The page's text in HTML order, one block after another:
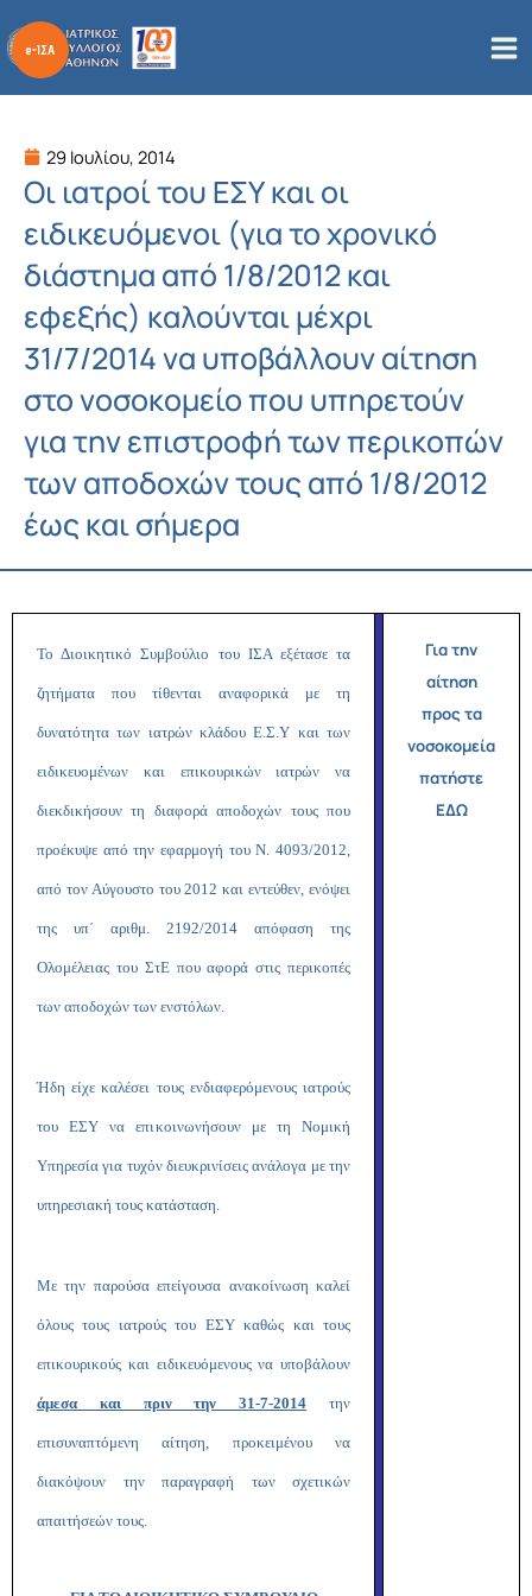
στο
περιεχόμενο
29 Ιουλίου, 2014
Οι ιατροί του ΕΣΥ και οι
ειδικευόμενοι (για το χρονικό
διάστημα από 1/8/2012 και
εφεξής) καλούνται μέχρι
31/7/2014 να υποβάλλουν αίτηση
στο νοσοκομείο που υπηρετούν
για την επιστροφή των περικοπών
των αποδοχών τους από 1/8/2012
έως και σήμερα
Το Διοικητικό Συμβούλιο του ΙΣΑ εξέτασε τα
ζητήματα που τίθενται αναφορικά με τη
δυνατότητα των ιατρών κλάδου Ε.Σ.Υ και των
ειδικευομένων και επικουρικών ιατρών να
διεκδικήσουν τη διαφορά αποδοχών τους που
προέκυψε από την εφαρμογή του Ν. 4093/2012,
από τον Αύγουστο του 2012 και εντεύθεν, ενόψει
της υπ΄ αριθμ. 2192/2014 απόφαση της
Ολομέλειας του ΣτΕ που αφορά στις περικοπές
των αποδοχών των ενστόλων.
Ήδη είχε καλέσει τους ενδιαφερόμενους ιατρούς
του ΕΣΥ να επικοινωνήσουν με τη Νομική
Υπηρεσία για τυχόν διευκρινίσεις ανάλογα με την
υπηρεσιακή τους κατάσταση.
Με την παρούσα επείγουσα ανακοίνωση καλεί
όλους τους ιατρούς του ΕΣΥ καθώς και τους
επικουρικούς και ειδικευόμενους να υποβάλουν
άμεσα και πριν την 31-7-2014 την
επισυναπτόμενη αίτηση, προκειμένου να
διακόψουν την παραγραφή των σχετικών
απαιτήσεών τους.
Για την
αίτηση
προς τα
νοσοκομεία
πατήστε
ΕΔΩ